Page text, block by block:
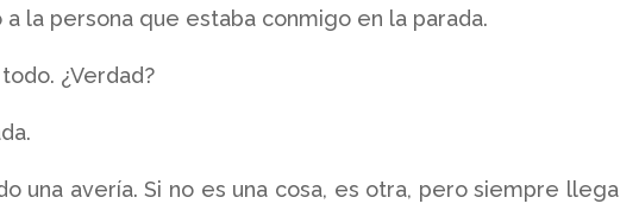
la persona que estaba conmigo en la parada.
¿Verdad?
una avería. Si no es una cosa, es otra, pero siempre llega